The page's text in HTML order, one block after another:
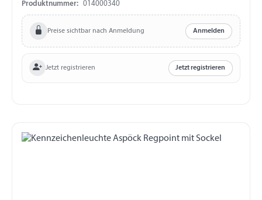
Produktnummer: 014000340
Preise sichtbar nach Anmeldung Anmelden
Jetzt registrieren Jetzt registrieren